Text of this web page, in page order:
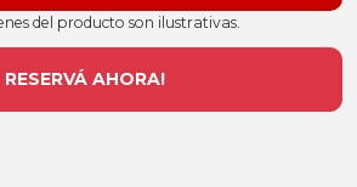
del producto son ilustrativas.
RESERVÁ AHORA!